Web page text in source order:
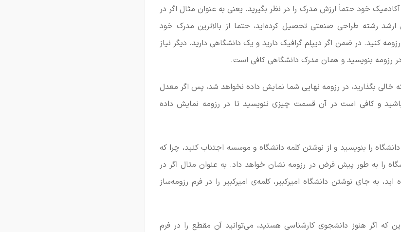
خود حتماً ارزش مدرک را در نظر بگیرید. یعنی به عنوان مثال اگر در
رشته طراحی صنعتی تحصیل کرده‌اید، حتما از بالاترین مدرک خود
کنید. در ضمن اگر دیپلم گرافیک دارید و یک دانشگاهی دارید، دیگر نیاز
رزومه بنویسید و همان مدرک دانشگاهی کافی است.
خالی بگذارید، در رزومه نهایی شما نمایش داده نخواهد شد، پس اگر معدل
نباشید و کافی است در آن قسمت چیزی ننویسید تا در رزومه نمایش داده
دانشگاه را بنویسید و از نوشتن کلمه دانشگاه و موسسه اجتناب کنید، چرا که
را به طور پیش فرض در رزومه نشان خواهد داد. به عنوان مثال اگر در
به جای نوشتن دانشگاه امیرکبیر، کلمه‌ی امیرکبیر را در فرم رزومه‌ساز
که اگر هنوز دانشجوی کارشناسی هستید، می‌توانید آن مقطع را در فرم